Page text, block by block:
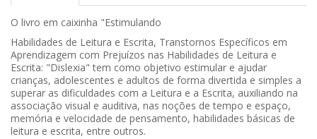
O livro em caixinha "Estimulando
Habilidades de Leitura e Escrita, Transtornos Específicos em
Aprendizagem com Prejuízos nas Habilidades de Leitura e
Escrita: "Dislexia" tem como objetivo estimular e ajudar
crianças, adolescentes e adultos de forma divertida e simples a
superar as dificuldades com a Leitura e a Escrita, auxiliando na
associação visual e auditiva, nas noções de tempo e espaço,
memória e velocidade de pensamento, habilidades básicas de
leitura e escrita, entre outros.